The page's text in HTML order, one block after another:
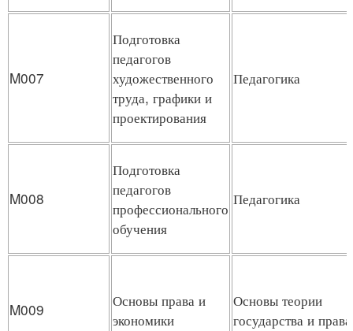
M007
Подготовка
педагогов
художественного
труда, графики и
проектирования
Педагогика
M008
Подготовка
педагогов
профессионального
обучения
Педагогика
M009
Основы права и
экономики
Основы теории
государства и права